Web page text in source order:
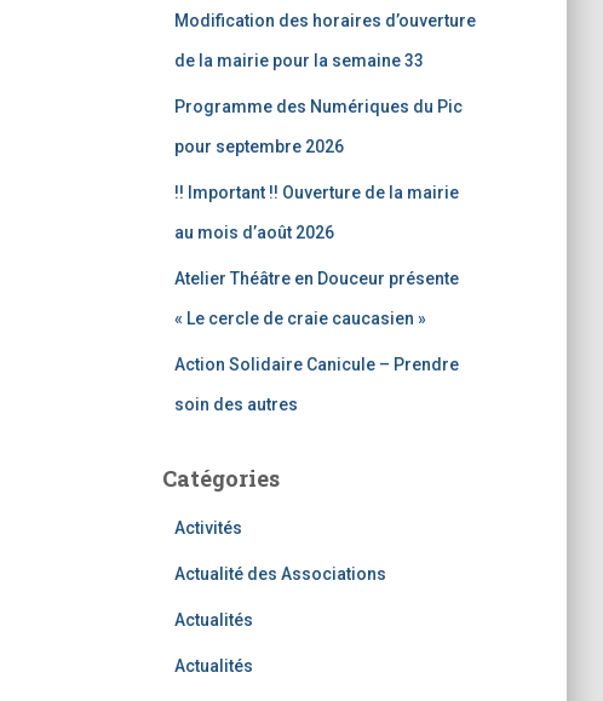
Modification des horaires d’ouverture
de la mairie pour la semaine 33
Programme des Numériques du Pic
pour septembre 2026
!! Important !! Ouverture de la mairie
au mois d’août 2026
Atelier Théâtre en Douceur présente
« Le cercle de craie caucasien »
Action Solidaire Canicule – Prendre
soin des autres
Catégories
Activités
Actualité des Associations
Actualités
Actualités